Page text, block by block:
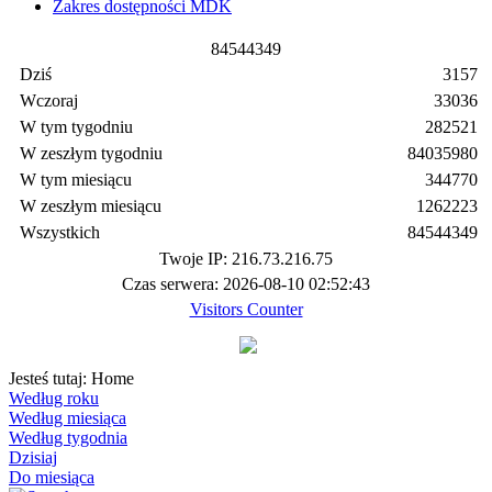
Zakres dostępności MDK
84544349
Dziś
Wczoraj
W tym tygodniu
W zeszłym tygodniu
W tym miesiącu
W zeszłym miesiącu
Wszystkich
3157
33036
282521
84035980
344770
1262223
84544349
Twoje IP: 216.73.216.75
Czas serwera: 2026-08-10 02:52:43
Visitors Counter
Jesteś tutaj: Home
Według roku
Według miesiąca
Według tygodnia
Dzisiaj
Do miesiąca